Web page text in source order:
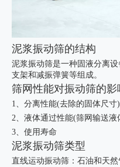
泥浆振动筛的结构
泥浆振动筛是一种固液分离
支架和减振弹簧等组成。
筛网性能对振动筛的影
1、分离性能(去除的固体尺寸)
2、液体通过性能(筛网输送液
3、使用寿命
泥浆振动筛类型
直线运动振动筛：石油和天